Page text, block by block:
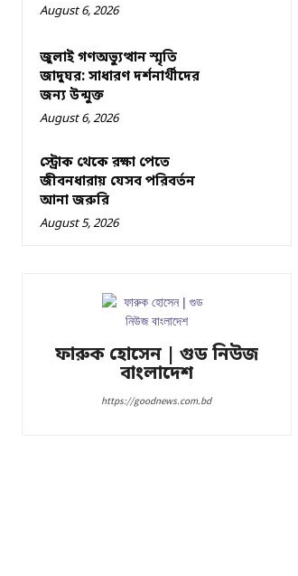
August 6, 2026
জুলাই গণঅভ্যুত্থান স্মৃতি
জাদুঘর: সাধারণ দর্শনার্থীদের
জন্য উন্মুক্ত
August 6, 2026
স্ট্রোক থেকে রক্ষা পেতে
জীবনধারায় যেসব পরিবর্তন
আনা জরুরি
August 5, 2026
ফারুক হোসেন | গুড নিউজ
বাংলাদেশ
https://goodnews.com.bd